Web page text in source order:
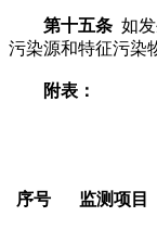
第十五条 如
污染源和特征污染
附表：
序号 监测项目